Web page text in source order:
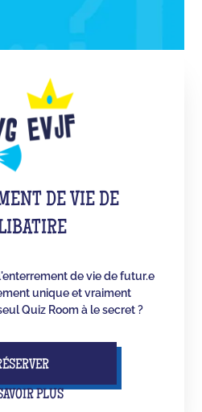
DE VIE DE
de vie de futur.e
unique et vraiment
Quiz Room à le secret ?
PLUS